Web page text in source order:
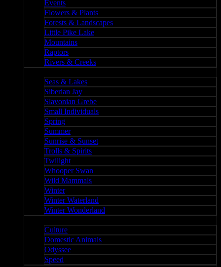
Events
Flowers & Plants
Forests & Landscapes
Little Pike Lake
Mountains
Raptors
Rivers & Creeks
Seas & Lakes
Siberian Jay
Slavonian Grebe
Small Individuals
Spring
Summer
Sunrise & Sunset
Trolls & Spirits
Twilight
Whooper Swan
Wild Mammals
Winter
Winter Waterland
Winter Wonderland
Culture
Domestic Animals
Odyssee
Speed